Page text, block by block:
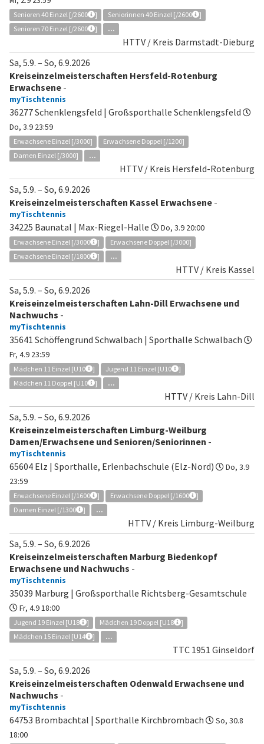
Senioren 40 Einzel [/2600 ] Seniorinnen 40 Einzel [/2600
]
Senioren 70 Einzel [/2600
] ...
HTTV / Kreis Darmstadt-Dieburg
Sa, 5.9. – So, 6.9.2026
Kreiseinzelmeisterschaften Hersfeld-Rotenburg
Erwachsene -
myTischtennis
36277 Schenklengsfeld | Großsporthalle Schenklengsfeld
Do, 3.9 23:59
Erwachsene Einzel [/3000]
Erwachsene Doppel [/1200]
Damen Einzel [/3000]
...
HTTV / Kreis Hersfeld-Rotenburg
Sa, 5.9. – So, 6.9.2026
Kreiseinzelmeisterschaften Kassel Erwachsene -
myTischtennis
34225 Baunatal | Max-Riegel-Halle Do, 3.9 20:00
Erwachsene Einzel [/3000 ]
Erwachsene Doppel [/3000]
Erwachsene Einzel [/1800
] ...
HTTV / Kreis Kassel
Sa, 5.9. – So, 6.9.2026
Kreiseinzelmeisterschaften Lahn-Dill Erwachsene und
Nachwuchs -
myTischtennis
35641 Schöffengrund Schwalbach | Sporthalle Schwalbach
Fr, 4.9 23:59
Mädchen 11 Einzel [U10 ] Jugend 11 Einzel [U10
]
Mädchen 11 Doppel [U10
] ...
HTTV / Kreis Lahn-Dill
Sa, 5.9. – So, 6.9.2026
Kreiseinzelmeisterschaften Limburg-Weilburg
Damen/Erwachsene und Senioren/Seniorinnen -
myTischtennis
65604 Elz | Sporthalle, Erlenbachschule (Elz-Nord)
Do, 3.9
23:59
Erwachsene Einzel [/1600 ] Erwachsene Doppel [/1600
]
Damen Einzel [/1300
] ...
HTTV / Kreis Limburg-Weilburg
Sa, 5.9. – So, 6.9.2026
Kreiseinzelmeisterschaften Marburg Biedenkopf
Erwachsene und Nachwuchs -
myTischtennis
35039 Marburg | Großsporthalle Richtsberg-Gesamtschule
Fr, 4.9 18:00
Jugend 19 Einzel [U18 ] Mädchen 19 Doppel [U18
]
Mädchen 15 Einzel [U14
] ...
TTC 1951 Ginseldorf
Sa, 5.9. – So, 6.9.2026
Kreiseinzelmeisterschaften Odenwald Erwachsene und
Nachwuchs -
myTischtennis
64753 Brombachtal | Sporthalle Kirchbrombach
So, 30.8
18:00